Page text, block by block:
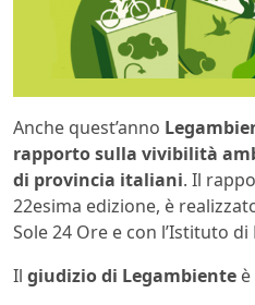
Anche quest’anno
rapporto sulla vivibilità
di provincia italiani. Il
22esima edizione, è
Sole 24 Ore e con l’Istituto
Il giudizio di Legambiente